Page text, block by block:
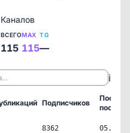
Каналов
ВСЕГО
115
MAX
115
TG
—
ℹ️
Подписчиков
пост
8362